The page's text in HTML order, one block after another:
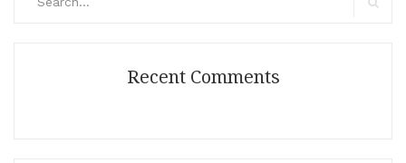
Recent Comments